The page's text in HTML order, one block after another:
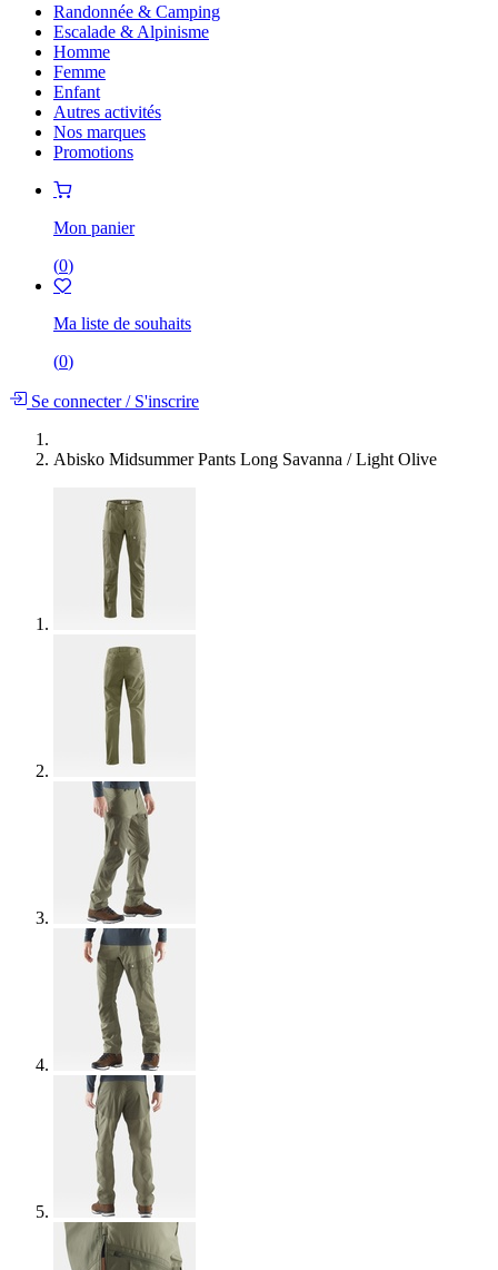
Randonnée & Camping
Escalade & Alpinisme
Homme
Femme
Enfant
Autres activités
Nos marques
Promotions
Mon panier
(0)
Ma liste de souhaits
(0)
Se connecter/S'inscrire
Abisko Midsummer Pants Long Savanna / Light Olive